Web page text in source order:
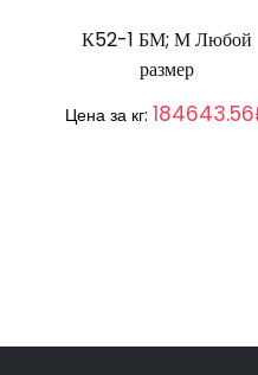
К52-1 БМ; М Любой
размер
Цена за кг: